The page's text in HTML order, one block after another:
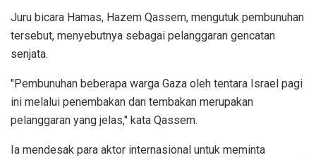
Juru bicara Hamas, Hazem Qassem, mengutuk pembunuhan
tersebut, menyebutnya sebagai pelanggaran gencatan
senjata.
"Pembunuhan beberapa warga Gaza oleh tentara Israel pagi
ini melalui penembakan dan tembakan merupakan
pelanggaran yang jelas," kata Qassem.
Ia mendesak para aktor internasional untuk meminta